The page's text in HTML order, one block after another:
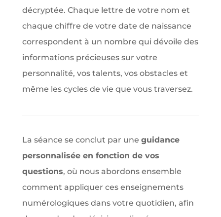
décryptée. Chaque lettre de votre nom et
chaque chiffre de votre date de naissance
correspondent à un nombre qui dévoile des
informations précieuses sur votre
personnalité, vos talents, vos obstacles et
même les cycles de vie que vous traversez.
La séance se conclut par une guidance
personnalisée en fonction de vos
questions, où nous abordons ensemble
comment appliquer ces enseignements
numérologiques dans votre quotidien, afin